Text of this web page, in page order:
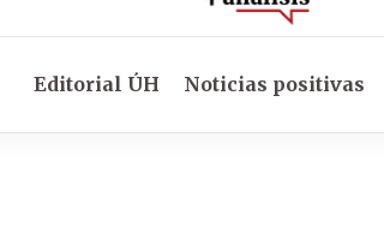
Editorial ÚH Noticias positivas